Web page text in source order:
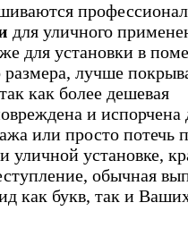
для уличного
для установки в
лучше
как более дешевая
и испорчена
или просто потечь
уличной установке,
обычная
как букв, так и